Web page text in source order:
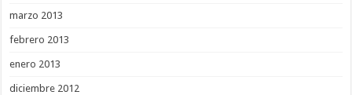
marzo 2013
febrero 2013
enero 2013
diciembre 2012